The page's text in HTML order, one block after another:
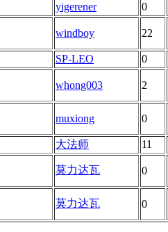
yigerener 0
windboy 22
SP-LEO 0
whong003 2
muxiong 0
大法师 11
莫力达瓦 0
莫力达瓦 0